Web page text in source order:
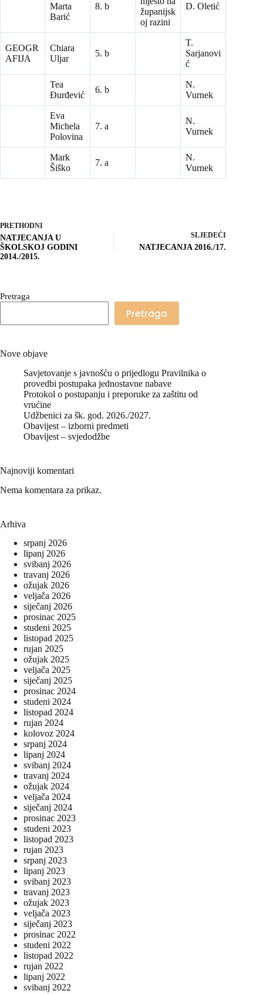
Marta
Barić
8. b
županijsk
oj razini
D. Oletić
GEOGR
AFIJA
Chiara
Uljar
5. b
T.
Sarjanovi
ć
Tea
Đurđević
6. b
N.
Vurnek
Eva
Michela
Polovina
7. a
N.
Vurnek
Mark
Šiško
7. a
N.
Vurnek
PRETHODNI
NATJECANJA U
ŠKOLSKOJ GODINI
2014./2015.
SLJEDEĆI
NATJECANJA 2016./17.
Pretraga
Pretraga
Nove objave
Savjetovanje s javnošću o prijedlogu Pravilnika o
provedbi postupaka jednostavne nabave
Protokol o postupanju i preporuke za zaštitu od
vrućine
Udžbenici za šk. god. 2026./2027.
Obavijest – izborni predmeti
Obavijest – svjedodžbe
Najnoviji komentari
Nema komentara za prikaz.
Arhiva
srpanj 2026
lipanj 2026
svibanj 2026
travanj 2026
ožujak 2026
veljača 2026
siječanj 2026
prosinac 2025
studeni 2025
listopad 2025
rujan 2025
ožujak 2025
veljača 2025
siječanj 2025
prosinac 2024
studeni 2024
listopad 2024
rujan 2024
kolovoz 2024
srpanj 2024
lipanj 2024
svibanj 2024
travanj 2024
ožujak 2024
veljača 2024
siječanj 2024
prosinac 2023
studeni 2023
listopad 2023
rujan 2023
srpanj 2023
lipanj 2023
svibanj 2023
travanj 2023
ožujak 2023
veljača 2023
siječanj 2023
prosinac 2022
studeni 2022
listopad 2022
rujan 2022
lipanj 2022
svibanj 2022